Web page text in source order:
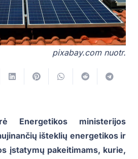
pixabay.com nuotr.
Energetikos ministerijos
išteklių energetikos ir
įstatymų pakeitimams, kurie,